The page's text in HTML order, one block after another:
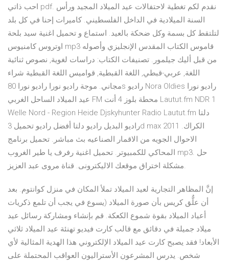
احب ذاتي pdf. نقدم لكم تغطية لاحتفالات عيد الميلاد المجيد ورأس
السنة الميلادية في الداخل الفلسطيني. كاميرات إحنا في كل بلد
لتلتقط كل بسمة وكل ضحكة بالعيد. استماع و تحميل اغنية سيد بلحة
اوتروس كامنيوس mp3 قاموس الكتاب المقدس الإنجليزي وأصوله
من قبل أليك جيلمور. تصنيفات الكتاب: دراسات لغوية, نصوص ثنائية
اللغة, عربي-قبطي, اللغة القبطية, قواميس اللغة القبطية شراء
مجاني. موجة راديو نورا راديو نورا 80s راديو Nora Oldies راديو نورا
عيد الميلاد الساحل الغربي FM محطة بلوز 4 أنت Lautut.fm NDR 1
Welle Nord - Region Heide Djskyhunter Radio Lautut.fm دلتا
راديو البديل راديو دلتا أفضل راديو تحميل 3d max 2011 الكراك.
الاحوال الجويه من الاقمار الصناعيه بث مباشر. تحميل برنامج
المحاكي للكمبيوتر. تحميل اغنية رفرف يا طير الغروب mp3. حل
مشكلة اختراق موقعك الاليكترونى. قناة مروى عبد العزيز.
إنَّ المظاهر التجارية لعيد الميلاد تملأ المكان في منزل كوانتوم. بعد
أن علٌّق كريس بأن صورة الميلاد (يسوع في يجب أن تلمع ذكريات
أعياد الميلاد بقوة شموع الكعكة. قم بإنشاء ومشاركة رسائل عيد
ميلاد جميلة في دقائق مع قالب كارت فيديو تهنئة عيد الميلاد ثلاثي
الأبعاد! فقد يصبح كارت عيد الميلاد الإلكتروني هذا الهدية المثالية لأي
شخص. يدرس المشرعون الأستراليون العواقب المحتملة على